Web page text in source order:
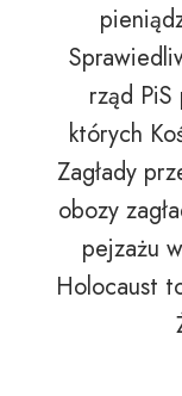
rząd PiS
których
Zagłady
obozy
pejzażu
Holocaust